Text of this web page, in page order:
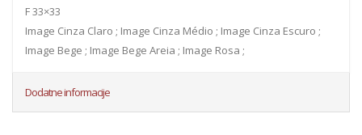
F 33×33
Image Cinza Claro ; Image Cinza Médio ; Image Cinza Escuro ;
Image Bege ; Image Bege Areia ; Image Rosa ;
Dodatne informacije